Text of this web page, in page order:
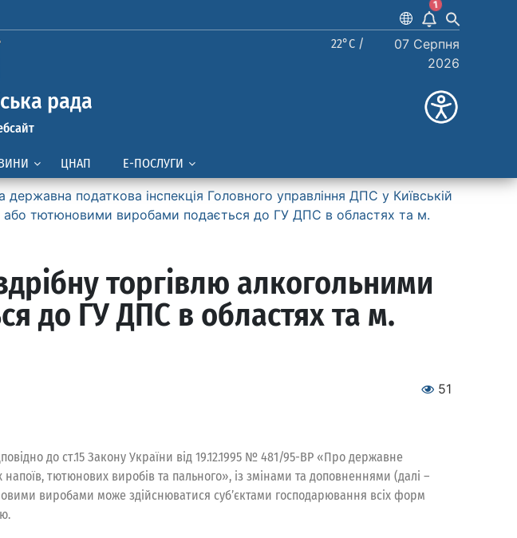
1
рада
22°C /
07 Серпня
2026
ЦНАП Е-ПОСЛУГИ
державна податкова інспекція Головного управління ДПС у Київській
або тютюновими виробами подається до ГУ ДПС в областях та м.
торгівлю алкогольними
до ГУ ДПС в областях та м.
51
до ст.15 Закону України від 19.12.1995 № 481/95-ВР «Про державне
тютюнових виробів та пального», із змінами та доповненнями (далі –
виробами може здійснюватися суб’єктами господарювання всіх форм